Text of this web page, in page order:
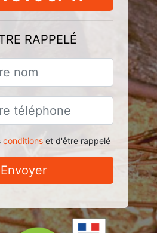
RAPPELÉ
conditionset d'être rappelé
Envoyer